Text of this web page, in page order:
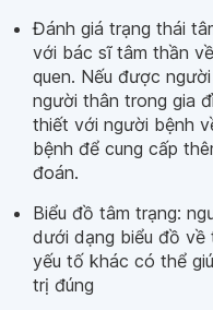
Đánh giá trạng thái
với bác sĩ tâm thần
quen. Nếu được
người thân trong gia
thiết với người bệnh
bệnh để cung cấp
đoán.
Biểu đồ tâm trạng:
dưới dạng biểu đồ về
yếu tố khác có thể
trị đúng